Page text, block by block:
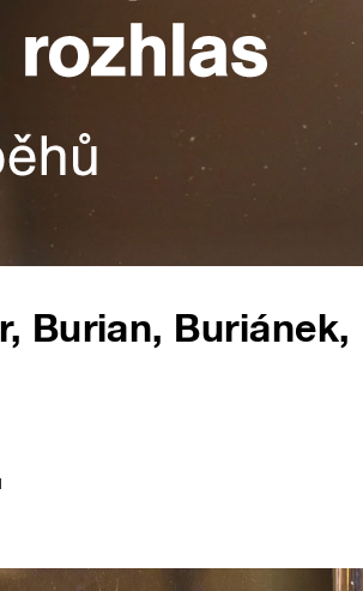
Burian, Buriánek,